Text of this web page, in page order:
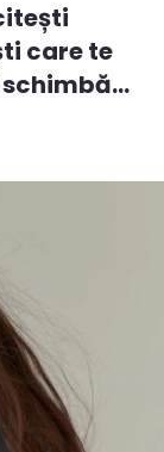
care te